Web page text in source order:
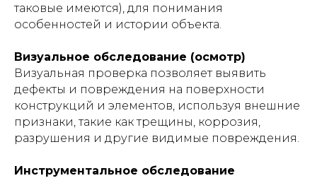
таковые имеются), для понимания
особенностей и истории объекта.
Визуальное обследование (осмотр)
Визуальная проверка позволяет выявить
дефекты и повреждения на поверхности
конструкций и элементов, используя внешние
признаки, такие как трещины, коррозия,
разрушения и другие видимые повреждения.
Инструментальное обследование